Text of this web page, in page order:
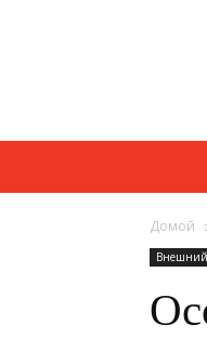
Домой